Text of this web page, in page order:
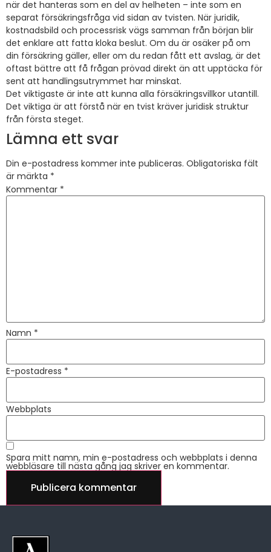
när det hanteras som en del av helheten – inte som en
separat försäkringsfråga vid sidan av tvisten. När juridik,
kostnadsbild och processrisk vägs samman från början blir
det enklare att fatta kloka beslut. Om du är osäker på om
din försäkring gäller, eller om du redan fått ett avslag, är det
oftast bättre att få frågan prövad direkt än att upptäcka för
sent att handlingsutrymmet har minskat.
Det viktigaste är inte att kunna alla försäkringsvillkor utantill.
Det viktiga är att förstå när en tvist kräver juridisk struktur
från första steget.
Lämna ett svar
Din e-postadress kommer inte publiceras. Obligatoriska fält
är märkta *
Kommentar *
Namn *
E-postadress *
Webbplats
Spara mitt namn, min e-postadress och webbplats i denna
webbläsare till nästa gång jag skriver en kommentar.